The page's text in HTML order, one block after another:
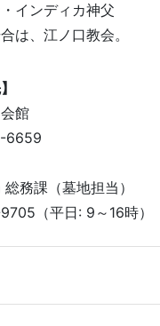
インディカ神父
は、江ノ口教会。
館
6659
務課（墓地担当）
（平日: 9～16時）